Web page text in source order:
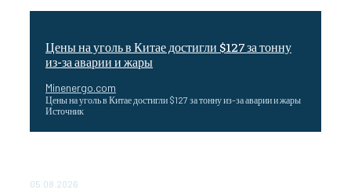
Цены на уголь в Китае достигли $127 за тонну
из-за аварии и жары
Minenergo.com
Цены на уголь в Китае достигли $127 за тонну из-за аварии и жары
Источник
05.08.2026